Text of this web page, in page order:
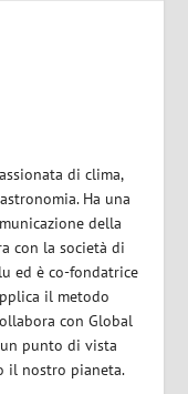
di clima,
Ha una
della
con la società di
ed è co-fondatrice
il metodo
con Global
punto di vista
il nostro pianeta.